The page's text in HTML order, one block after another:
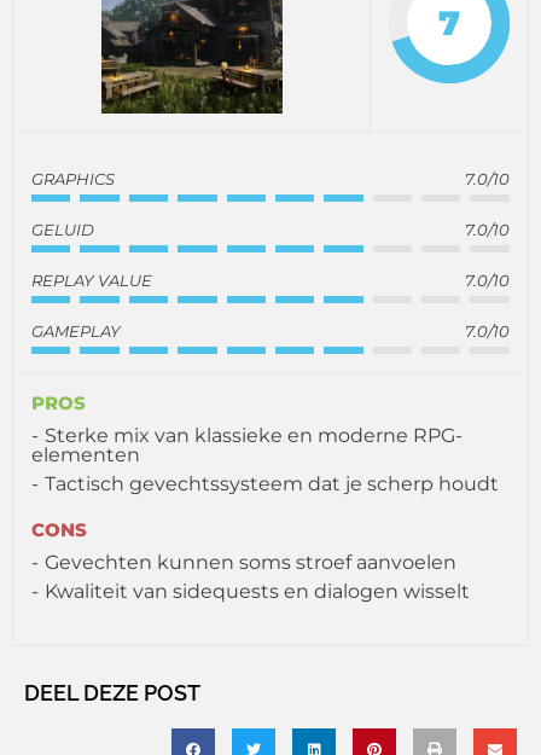
7
GRAPHICS 7.0/10
GELUID 7.0/10
REPLAY VALUE 7.0/10
GAMEPLAY 7.0/10
PROS
Sterke mix van klassieke en moderne RPG-
elementen
Tactisch gevechtssysteem dat je scherp houdt
CONS
Gevechten kunnen soms stroef aanvoelen
Kwaliteit van sidequests en dialogen wisselt
DEEL DEZE POST